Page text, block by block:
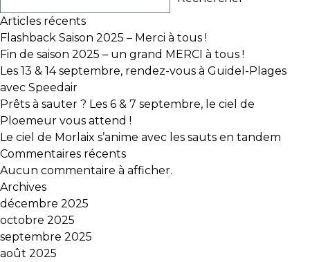
Articles récents
Flashback Saison 2025 – Merci à tous !
Fin de saison 2025 – un grand MERCI à tous !
Les 13 & 14 septembre, rendez-vous à Guidel-Plages
avec Speedair
Prêts à sauter ? Les 6 & 7 septembre, le ciel de
Ploemeur vous attend !
Le ciel de Morlaix s’anime avec les sauts en tandem
Commentaires récents
Aucun commentaire à afficher.
Archives
décembre 2025
octobre 2025
septembre 2025
août 2025